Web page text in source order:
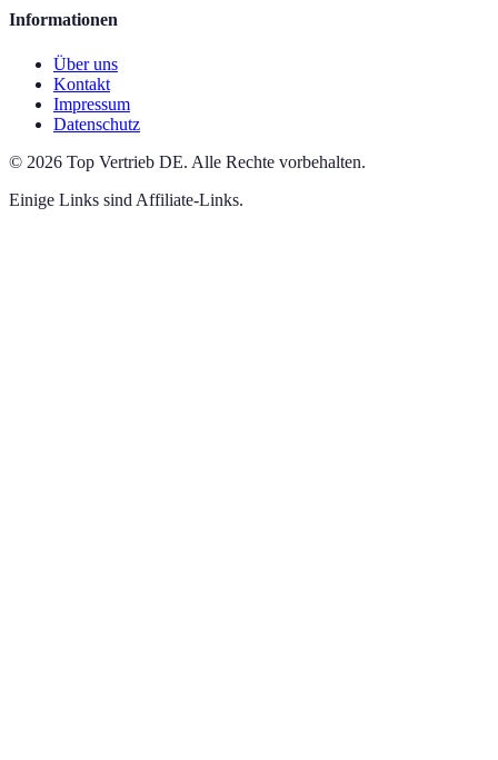
Informationen
Über uns
Kontakt
Impressum
Datenschutz
© 2026 Top Vertrieb DE. Alle Rechte vorbehalten.
Einige Links sind Affiliate-Links.